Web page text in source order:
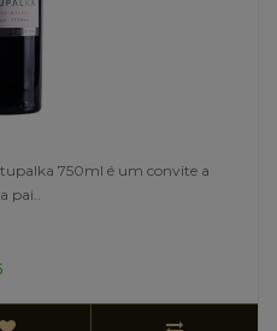
750ml é um convite a
pai..